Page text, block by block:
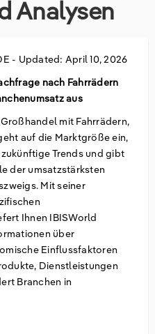
Analysen
- Updated: April 10, 2026
nach Fahrrädern
aus
mit Fahrrädern,
auf die Marktgröße ein,
Trends und gibt
der umsatzstärksten
Mit seiner
Ihnen IBISWorld
über
Einflussfaktoren
Dienstleistungen
Branchen in
und technische